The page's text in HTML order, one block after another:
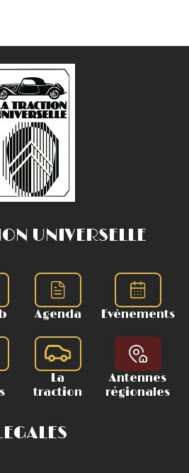
UNIVERSELLE
Agenda Evènements
La
traction
Antennes
régionales